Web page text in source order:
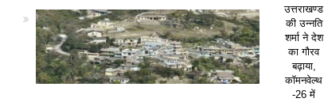
उत्तराखण्ड
की उन्नति
शर्मा ने देश
का गौरव
बढ़ाया,
कॉमनवेल्थ
-26 में